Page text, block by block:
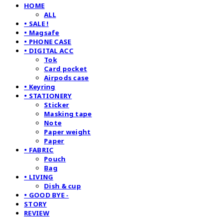
HOME
ALL
• SALE !
• Magsafe
• PHONE CASE
• DIGITAL ACC
Tok
Card pocket
Airpods case
• Keyring
• STATIONERY
Sticker
Masking tape
Note
Paper weight
Paper
• FABRIC
Pouch
Bag
• LIVING
Dish & cup
• GOOD BYE -
STORY
REVIEW